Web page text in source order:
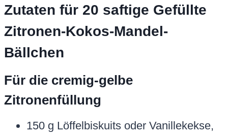
Zutaten für 20 saftige Gefüllte
Zitronen-Kokos-Mandel-
Bällchen
Für die cremig-gelbe
Zitronenfüllung
150 g Löffelbiskuits oder Vanillekekse,